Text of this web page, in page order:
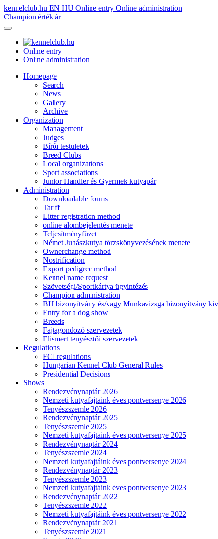
kennelclub.hu EN HU Online entry Online administration
Champion értéktár
Online entry
Online administration
Homepage
Search
News
Gallery
Archive
Organization
Management
Judges
Bírói testületek
Breed Clubs
Local organizations
Sport associations
Junior Handler és Gyermek kutyapár
Administration
Downloadable forms
Tariff
Litter registration method
online alombejelentés menete
Teljesítményfüzet
Német Juhászkutya törzskönyvezésének menete
Ownerchange method
Nostrification
Export pedigree method
Kennel name request
Szövetségi/Sportkártya ügyintézés
Champion administration
BH bizonyítvány és/vagy Munkavizsga bizonyítvány
Entry for a dog show
Breeds
Fajtagondozó szervezetek
Elismert tenyésztői szervezetek
Regulations
FCI regulations
Hungarian Kennel Club General Rules
Presidential Decisions
Shows
Rendezvénynaptár 2026
Nemzeti kutyafajtaink éves pontversenye 2026
Tenyészszemle 2026
Rendezvénynaptár 2025
Tenyészszemle 2025
Nemzeti kutyafajtaink éves pontversenye 2025
Rendezvénynaptár 2024
Tenyészszemle 2024
Nemzeti kutyafajtáink éves pontversenye 2024
Rendezvénynaptár 2023
Tenyészszemle 2023
Nemzeti kutyafajtáink éves pontversenye 2023
Rendezvénynaptár 2022
Tenyészszemle 2022
Nemzeti kutyafajtáink éves pontversenye 2022
Rendezvénynaptár 2021
Tenyészszemle 2021